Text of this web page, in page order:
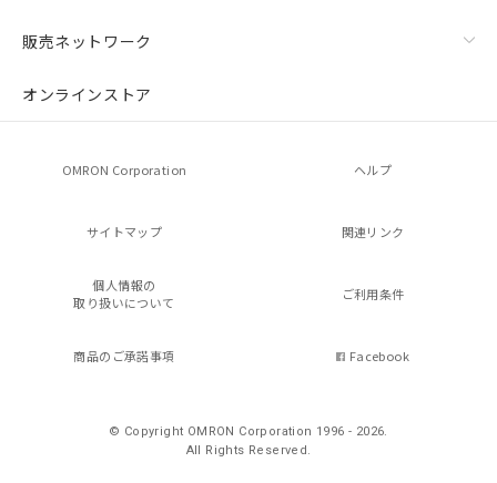
販売ネットワーク
オンラインストア
OMRON Corporation ヘルプ
サイトマップ 関連リンク
個人情報の
取り扱いについて
ご利用条件
商品のご承諾事項 Facebook
© Copyright OMRON Corporation 1996 - 2026.
All Rights Reserved.